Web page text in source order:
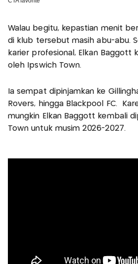
Walau begitu, kepastian menit
di klub tersebut masih abu-abu.
karier profesional, Elkan Baggott
oleh Ipswich Town.
Ia sempat dipinjamkan ke
Rovers, hingga Blackpool FC.
mungkin Elkan Baggott kembali
Town untuk musim 2026-2027.